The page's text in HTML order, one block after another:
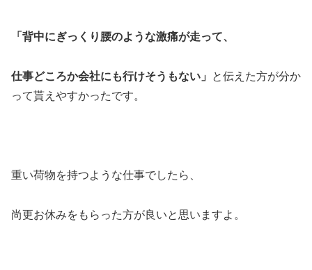
「背中にぎっくり腰のような激痛が走って、
仕事どころか会社にも行けそうもない」
と伝えた方が分か
って貰えやすかったです。
重い荷物を持つような仕事でしたら、
尚更お休みをもらった方が良いと思いますよ。